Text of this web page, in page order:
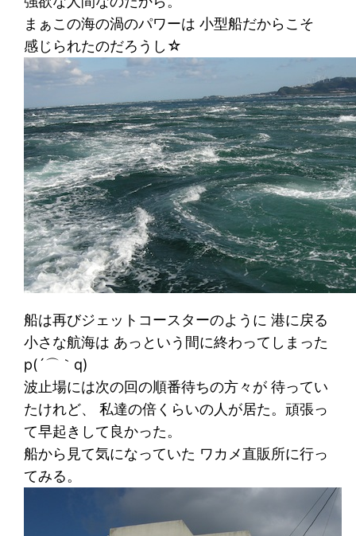
まぁこの海の渦のパワーは 小型船だからこそ
感じられたのだろうし☆
船は再びジェットコースターのように 港に戻る
小さな航海は あっという間に終わってしまった
p(´⌒｀q)
波止場には次の回の順番待ちの方々が 待ってい
たけれど、 私達の倍くらいの人が居た。頑張っ
て早起きして良かった。
船から見て気になっていた ワカメ直販所に行っ
てみる。